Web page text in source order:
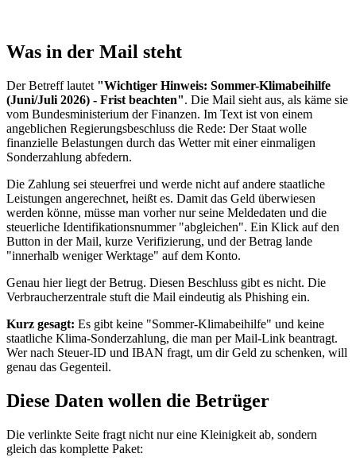
Was in der Mail steht
Der Betreff lautet "Wichtiger Hinweis: Sommer-Klimabeihilfe
(Juni/Juli 2026) - Frist beachten". Die Mail sieht aus, als käme sie
vom Bundesministerium der Finanzen. Im Text ist von einem
angeblichen Regierungsbeschluss die Rede: Der Staat wolle
finanzielle Belastungen durch das Wetter mit einer einmaligen
Sonderzahlung abfedern.
Die Zahlung sei steuerfrei und werde nicht auf andere staatliche
Leistungen angerechnet, heißt es. Damit das Geld überwiesen
werden könne, müsse man vorher nur seine Meldedaten und die
steuerliche Identifikationsnummer "abgleichen". Ein Klick auf den
Button in der Mail, kurze Verifizierung, und der Betrag lande
"innerhalb weniger Werktage" auf dem Konto.
Genau hier liegt der Betrug. Diesen Beschluss gibt es nicht. Die
Verbraucherzentrale stuft die Mail eindeutig als Phishing ein.
Kurz gesagt: Es gibt keine "Sommer-Klimabeihilfe" und keine
staatliche Klima-Sonderzahlung, die man per Mail-Link beantragt.
Wer nach Steuer-ID und IBAN fragt, um dir Geld zu schenken, will
genau das Gegenteil.
Diese Daten wollen die Betrüger
Die verlinkte Seite fragt nicht nur eine Kleinigkeit ab, sondern
gleich das komplette Paket: